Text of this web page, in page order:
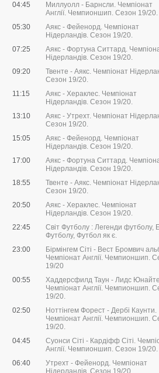
04:45
Миллуолл - Барнсли. Чемпіонат
Англії. Чемпионшип. Сезон 19/20.
05:30
Аякс - Фейенорд. Чемпіонат
Нідерландів. Сезон 19/20.
07:25
Аякс - Фортуна Ситтард.
Нідерландів. Сезон 19/20.
09:20
Твенте - Аякс. Чемпіонат
Сезон 19/20.
11:15
Аякс - Хераклес. Чемпіонат
Нідерландів. Сезон 19/20.
13:10
Аякс - Утрехт. Чемпіонат
Сезон 19/20.
15:05
Аякс - Фейенорд. Чемпіонат
Нідерландів. Сезон 19/20.
17:00
Аякс - Фортуна Ситтард.
Нідерландів. Сезон 19/20.
18:55
Твенте - Аякс. Чемпіонат
Сезон 19/20.
20:50
Аякс - Хераклес. Чемпіонат
Нідерландів. Сезон 19/20.
22:45
Світ Футболу : Легенди футболу,
Футболу, Футбол як є.
23:00
Бірмінгем Сіті - Вест Бромвич
Чемпіонат Англії. Чемпионшип.
19/20
00:55
Хаддерсфилд Таун - Лидс
Чемпіонат Англії. Чемпионшип.
19/20.
02:50
Ноттінгем Форест - Дербі Каунти.
Чемпіонат Англії. Чемпионшип.
19/20.
04:45
Суонси Сіті - Кардіфф Сіті.
Англії. Чемпионшип. Сезон 19/20.
06:40
Утрехт - Фейенорд. Чемпіонат